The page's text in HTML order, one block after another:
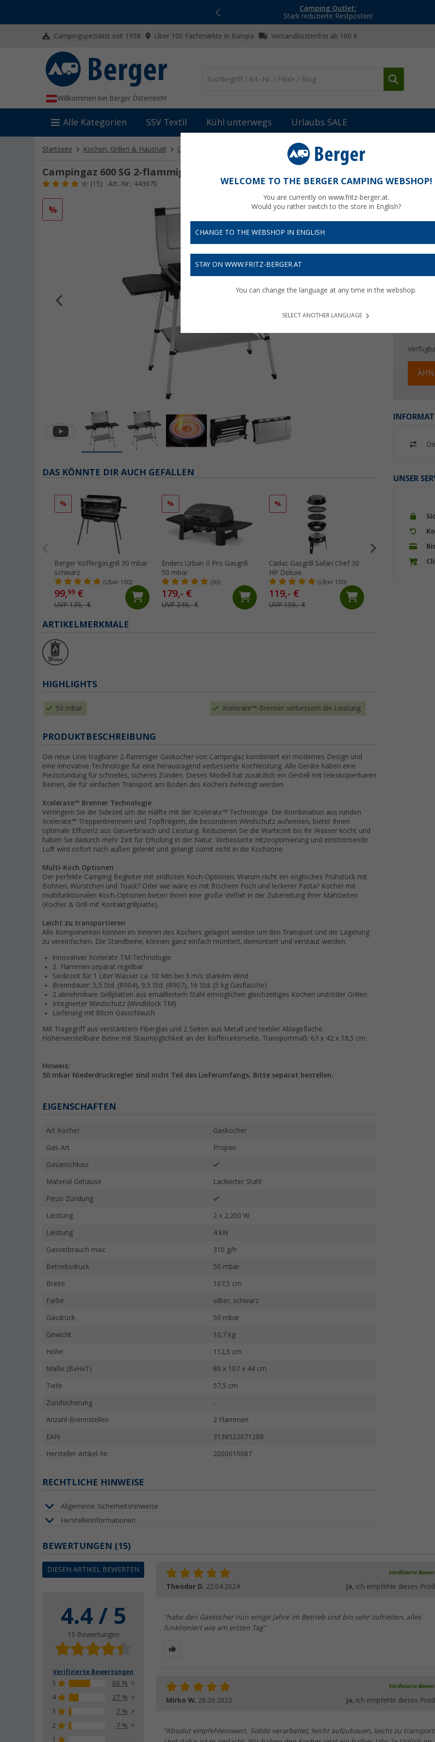
Camping Outlet:
Stark reduzierte Restposten!
Campingspezialist seit 1958 Über 100 Fachmärkte in Europa Versandkostenfrei ab 100 €
Willkommen bei Berger Österreich!
Alle Kategorien SSV Textil Kühl unterwegs Urlaubs SALE
Startseite Kochen, Grillen & Haushalt Campinggriller Campingaz 600 SG 2-flammiger Gaskocher / -grill
Campingaz 600 SG 2-flammiger Gaskocher / -grill
(15) Art.-Nr.: 443670
%
€
UNSER
DAS KÖNNTE DIR AUCH GEFALLEN
%
Berger Koffergasgrill 30 mbar
schwarz
(Über 100)
99,99 €
UVP 139,- €
%
Enders Urban II Pro Gasgrill
50 mbar
(93)
179,- €
UVP 249,- €
%
Cadac Gasgrill Safari Chef 30
HP Deluxe
(Über 100)
119,- €
UVP 159,- €
Enders Explorer II
ARTIKELMERKMALE
HIGHLIGHTS
50 mbar Xcelerate™-Brenner verbessern die Leistung
PRODUKTBESCHREIBUNG
Die neue Linie tragbarer 2-flammiger Gaskocher von Campingaz kombiniert ein modernes Design und
eine innovative Technologie für eine herausragend verbesserte Kochleistung. Alle Geräte haben eine
Piezozündung für schnelles, sicheres Zünden. Dieses Modell hat zusätzlich ein Gestell mit teleskopierbaren
Beinen, die für einfachen Transport am Boden des Kochers befestigt werden.
Xcelerate™ Brenner Technologie
Verringern Sie die Sidezeit um die Hälfte mit der Xcelerate™ Technologie. Die Kombination aus runden
Xcelerate™ Treppenbrennern und Topfträgern, die besonderen Windschutz aufweisen, bietet Ihnen
optimale Effizienz aus Gasverbrauch und Leistung. Reduzieren Sie die Wartezeit bis Ihr Wasser kocht und
haben Sie dadurch mehr Zeit für Erholung in der Natur. Verbesserte Hitzeoptimierung und einströmende
Luft wird sofort nach außen gelenkt und gelangt somit nicht in die Kochzone.
Multi-Koch Optionen
Der perfekte Camping Begleiter mit endlosen Koch-Optionen. Warum nicht ein englisches Frühstück mit
Bohnen, Würstchen und Toast? Oder wie wäre es mit frischem Fisch und leckerer Pasta? Kocher mit
multifunktionalen Koch-Optionen bieten Ihnen eine große Vielfalt in der Zubereitung Ihrer Mahlzeiten
(Kocher & Grill mit Kontaktgrillplatte).
Leicht zu transportieren
Alle Komponenten können im Inneren des Kochers gelagert werden um den Transport und die Lagerung
zu vereinfachen. Die Standbeine, können ganz einfach montiert, demontiert und verstaut werden.
innovativer Xcelerate TM-Technologie
2 Flammen separat regelbar
Siedezeit für 1 Liter Wasser ca. 10 Min bei 3 m/s starkem Wind
Brenndauer: 5,5 Std. (R904), 9,5 Std. (R907), 16 Std. (5 kg Gasflasche)
2 abnehmbare Grillplatten aus emailliertem Stahl ermöglichen gleichzeitiges Kochen und/oder Grillen
Integrierter Windschutz (Windblock TM)
Lieferung mit 80cm Gasschlauch
Mit Tragegriff aus verstärktem Fiberglas und 2 Seiten aus Metall und textiler Ablagefläche.
Höhenverstellbare Beine mit Staumöglichkeit an der Kofferunterseite. Transportmaß: 63 x 42 x 18,5 cm.
Hinweis:
50 mbar Niederdruckregler sind nicht Teil des Lieferumfangs. Bitte separat bestellen.
EIGENSCHAFTEN
Art Kocher Gaskocher
Gas-Art Propan
Gasanschluss
Material Gehäuse Lackierter Stahl
Piezo Zündung
Leistung 2 x 2,200 W
Leistung 4 kW
Gasverbrauch max. 310 g/h
Betriebsdruck 50 mbar
Breite 107,5 cm
Farbe silber, schwarz
Gasdruck 50 mbar
Gewicht 10,7 kg
Höhe 112,5 cm
Maße (BxHxT) 80 x 107 x 44 cm
Tiefe 57,5 cm
Zündsicherung -
Anzahl-Brennstellen 2 Flammen
EAN 3138522071288
Hersteller Artikel-Nr. 2000015087
RECHTLICHE HINWEISE
Allgemeine Sicherheitshinweise
Herstellerinformationen
BEWERTUNGEN (15)
DIESEN ARTIKEL BEWERTEN
4.4 / 5
15 Bewertungen
Verifizierte Bewertungen
5
60 %
4
27 %
3
7 %
2
7 %
1
Verifizierte
Theodor D. 22.04.2024 Ja, ich empfehle dieses
"habe den Gaskocher nun einige Jahre im Betrieb und bin sehr zufrieden, alles
funktioniert wie am ersten Tag"
Verifizierte
Mirko W. 28.09.2022 Ja, ich empfehle dieses
"Absolut empfehlenswert. Solide verarbeitet, leicht aufzubauen, leicht zu
WELCOME TO THE BERGER CAMPING WEBSHOP!
You are currently on www.fritz-berger.at.
Would you rather switch to the store in English?
CHANGE TO THE WEBSHOP IN ENGLISH
STAY ON WWW.FRITZ-BERGER.AT
You can change the language at any time in the webshop.
SELECT ANOTHER LANGUAGE